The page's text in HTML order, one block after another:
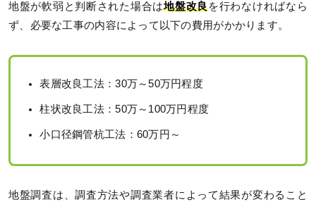
地盤が軟弱と判断された場合は地盤改良を行わなければなら
ず、必要な工事の内容によって以下の費用がかかります。
表層改良工法：30万～50万円程度
柱状改良工法：50万～100万円程度
小口径鋼管杭工法：60万円～
地盤調査は、調査方法や調査業者によって結果が変わること